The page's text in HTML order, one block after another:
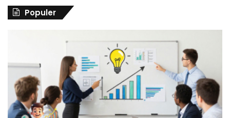
Populer